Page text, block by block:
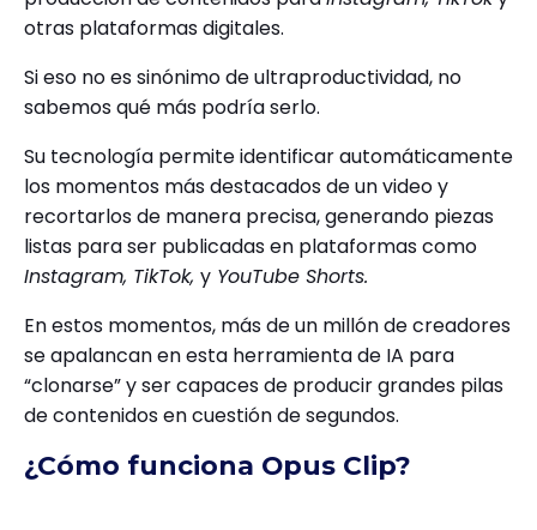
otras plataformas digitales.
Si eso no es sinónimo de ultraproductividad, no
sabemos qué más podría serlo.
Su tecnología permite identificar automáticamente
los momentos más destacados de un video y
recortarlos de manera precisa, generando piezas
listas para ser publicadas en plataformas como
Instagram, TikTok, y YouTube Shorts.
En estos momentos, más de un millón de creadores
se apalancan en esta herramienta de IA para
“clonarse” y ser capaces de producir grandes pilas
de contenidos en cuestión de segundos.
¿Cómo funciona Opus Clip?